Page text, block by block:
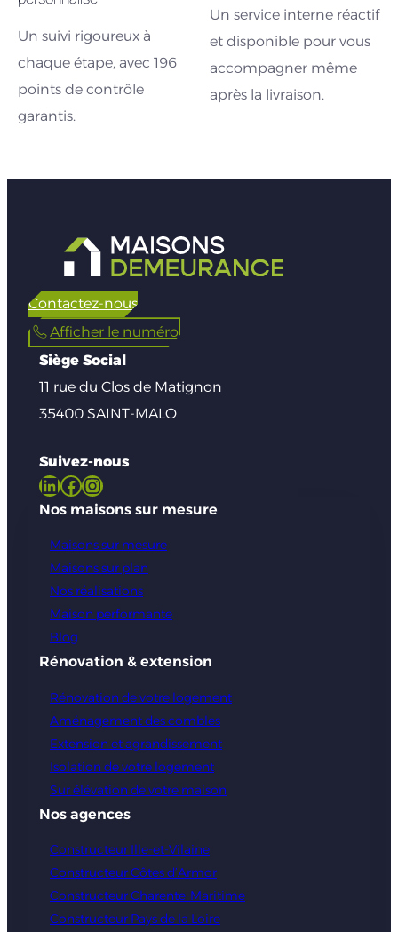
Un suivi rigoureux à
chaque étape, avec 196
points de contrôle
garantis.
Un service interne réactif
et disponible pour vous
accompagner même
après la livraison.
Contactez-nous
Afficher le numéro
Siège Social
11 rue du Clos de Matignon
35400 SAINT-MALO
Suivez-nous
LinkedIn Facebook Instagram
Nos maisons sur mesure
Maisons sur mesure
Maisons sur plan
Nos réalisations
Maison performante
Blog
Rénovation & extension
Rénovation de votre logement
Aménagement des combles
Extension et agrandissement
Isolation de votre logement
Sur élévation de votre maison
Nos agences
Constructeur Ille-et-Vilaine
Constructeur Côtes d’Armor
Constructeur Charente-Maritime
Constructeur Pays de la Loire